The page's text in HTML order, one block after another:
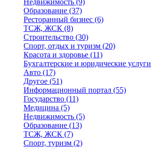
Недвижимость (9)
Образование (37)
Ресторанный бизнес (6)
ТСЖ, ЖСК (8)
Строительство (30)
Спорт, отдых и туризм (20)
Красота и здоровье (11)
Бухгалтерские и юридические услуги
Авто (17)
Другое (51)
Информационный портал (55)
Государство (11)
Медицина (5)
Недвижимость (5)
Образование (13)
ТСЖ, ЖСК (7)
Спорт, туризм (2)